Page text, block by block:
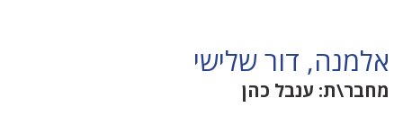
אלמנה, דור שלישי
מחבר\ת: ענבל כהן